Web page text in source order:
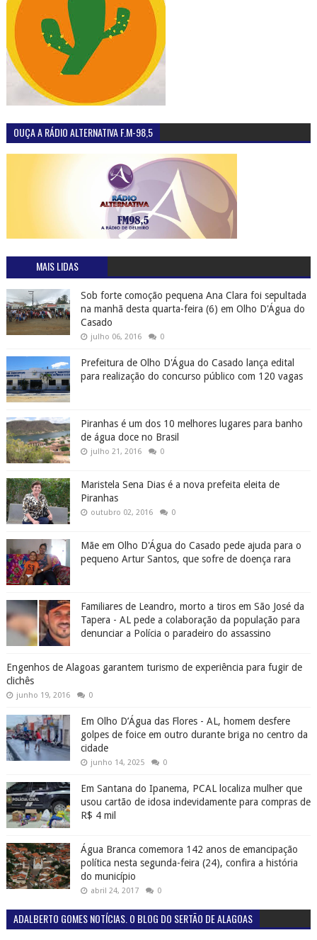
OUÇA A RÁDIO ALTERNATIVA F.M-98,5
MAIS LIDAS
Sob forte comoção pequena Ana Clara foi sepultada
na manhã desta quarta-feira (6) em Olho D'Água do
Casado
julho 06, 2016 0
Prefeitura de Olho D'Água do Casado lança edital
para realização do concurso público com 120 vagas
Piranhas é um dos 10 melhores lugares para banho
de água doce no Brasil
julho 21, 2016 0
Maristela Sena Dias é a nova prefeita eleita de
Piranhas
outubro 02, 2016 0
Mãe em Olho D'Água do Casado pede ajuda para o
pequeno Artur Santos, que sofre de doença rara
Familiares de Leandro, morto a tiros em São José da
Tapera - AL pede a colaboração da população para
denunciar a Polícia o paradeiro do assassino
Engenhos de Alagoas garantem turismo de experiência para fugir de
clichês
junho 19, 2016 0
Em Olho D’Água das Flores - AL, homem desfere
golpes de foice em outro durante briga no centro da
cidade
junho 14, 2025 0
Em Santana do Ipanema, PCAL localiza mulher que
usou cartão de idosa indevidamente para compras de
R$ 4 mil
Água Branca comemora 142 anos de emancipação
política nesta segunda-feira (24), confira a história
do município
abril 24, 2017 0
ADALBERTO GOMES NOTÍCIAS. O BLOG DO SERTÃO DE ALAGOAS